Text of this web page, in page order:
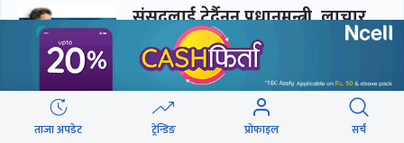
संसद्लाई टेर्दैनन् प्रधानमन्त्री, लाचार
छन् सभामुख
‘अस्थायी प्रकृतिको अध्यादेशले ऐनको
ताजा अपडेट ट्रेन्डिङ प्रोफाइल सर्च